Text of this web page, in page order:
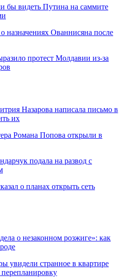
видеть Путина на саммите
о назначениях Ованнисяна после
протест Молдавии из-за
Назарова написала письмо в
их
Романа Попова открыли в
подала на развод с
о планах открыть сеть
о незаконном розжиге»: как
увидели странное в квартире